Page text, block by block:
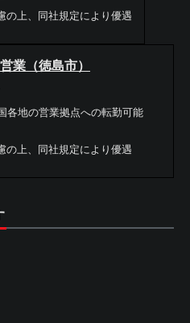
の上、同社規定により優遇
業（徳島市）
各地の営業拠点への転勤可能
の上、同社規定により優遇